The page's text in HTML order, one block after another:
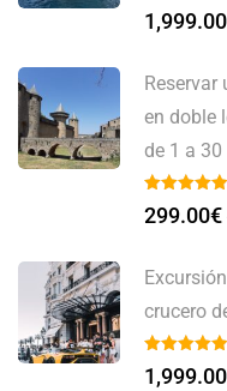
1,999.00
en doble
de 1 a 30
299.00€
crucero
1,999.00